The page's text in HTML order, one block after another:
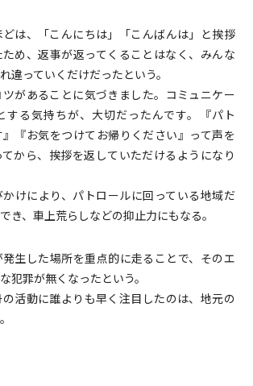
は、「こんにちは」「こんばんは」と挨拶
め、返事が返ってくることはなく、みんな
違っていくだけだったという。
ツがあることに気づきました。コミュニケー
する気持ちが、大切だったんです。『パト
『お気をつけてお帰りください』って声を
から、挨拶を返していただけるようになり
けにより、パトロールに回っている地域だ
き、車上荒らしなどの抑止力にもなる。
生した場所を重点的に走ることで、そのエ
犯罪が無くなったという。
活動に誰よりも早く注目したのは、地元の